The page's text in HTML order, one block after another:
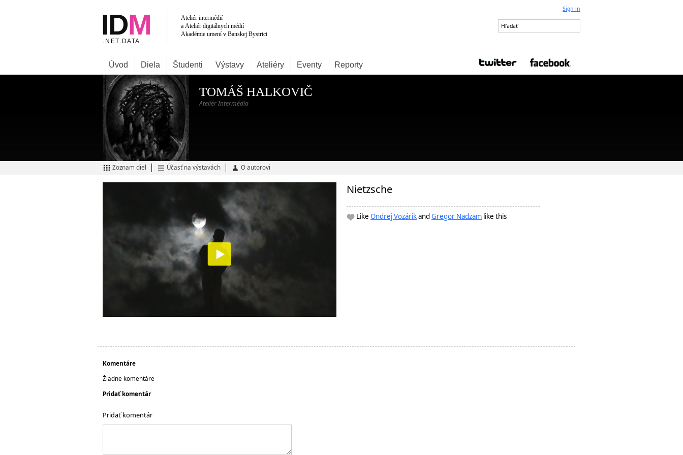
Sign in
Úvod Diela Študenti Výstavy Ateliéry Eventy Reporty
TOMÁŠ HALKOVIČ
Ateliér Intermédia
Zoznam diel Účasť na výstavách O autorovi
Nietzsche
Like Ondrej Vozárikand Gregor Nadzam like this
Komentáre
Žiadne komentáre
Pridať komentár
Pridať komentár